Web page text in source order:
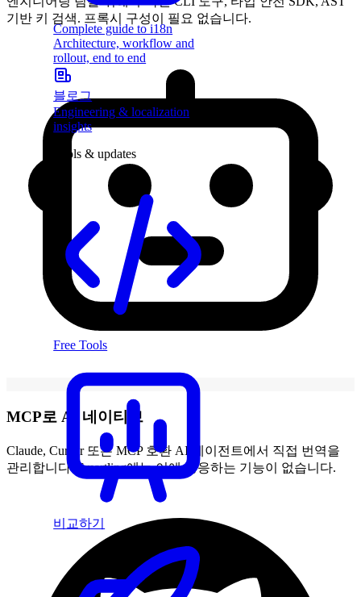
Complete guide to i18n
Architecture, workflow and
rollout, end to end
블로그
Engineering & localization
insights
Tools & updates
Free Tools
비교하기
기반 키 검색. 프록시 구성이 필요 없습니다.
MCP로 AI 네이티브
Claude, Cursor 또는 MCP 호환 AI 에이전트에서 직접 번역을
관리합니다. Smartling에는 이에 상응하는 기능이 없습니다.